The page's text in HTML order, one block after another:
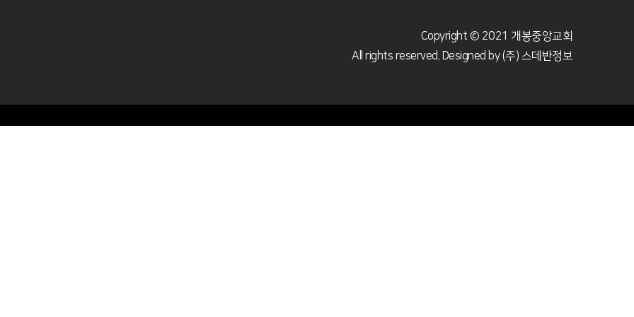
Copyright © 2021 개봉중앙교회
All rights reserved. Designed by(주) 스데반정보